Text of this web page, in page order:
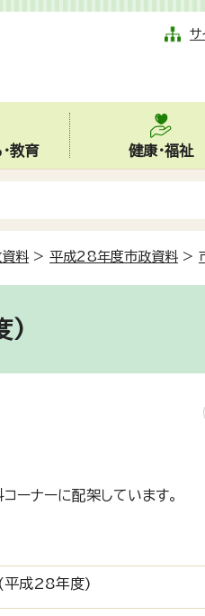
サ
教育 健康・福祉
料 > 平成28年度市政資料 >
)
ーナーに配架しています。
平成28年度)